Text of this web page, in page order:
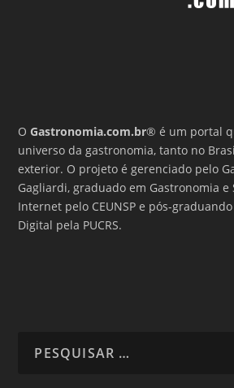
OGastronomia.com.br® é um portal
universo da gastronomia, tanto no
exterior. O projeto é gerenciado pelo
Gagliardi, graduado em Gastronomia e
Internet pelo CEUNSP e pós-
Digital pela PUCRS.